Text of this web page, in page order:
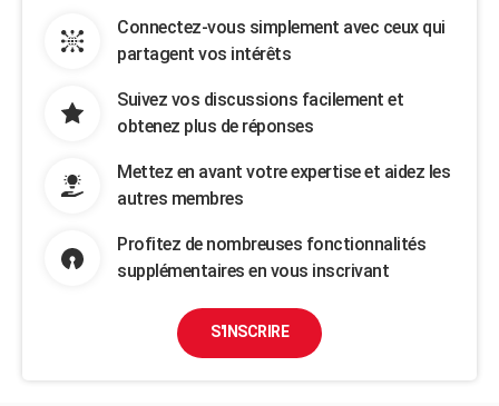
Connectez-vous simplement avec ceux qui
partagent vos intérêts
Suivez vos discussions facilement et
obtenez plus de réponses
Mettez en avant votre expertise et aidez les
autres membres
Profitez de nombreuses fonctionnalités
supplémentaires en vous inscrivant
S'INSCRIRE